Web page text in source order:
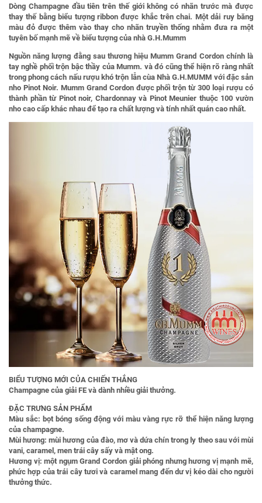
Dòng Champagne đầu tiên trên thế giới không có nhãn trước mà được
thay thế bằng biểu tượng ribbon được khắc trên chai. Một dải ruy băng
màu đỏ được thêm vào thay cho nhãn truyền thống nhằm đưa ra một
tuyên bố mạnh mẽ về biểu tượng của nhà G.H.Mumm
Nguồn năng lượng đằng sau thương hiệu Mumm Grand Cordon chính là
tay nghề phối trộn bậc thầy của Mumm. và đó cũng thể hiện rõ ràng nhất
trong phong cách nấu rượu khó trộn lẫn cùa Nhà G.H.MUMM với đặc sản
nho Pinot Noir. Mumm Grand Cordon được phối trộn từ 300 loại rượu có
thành phần từ Pinot noir, Chardonnay và Pinot Meunier thuộc 100 vườn
nho cao cấp khác nhau để tạo ra chất lượng và tính nhất quán cao nhất.
BIỂU TƯỢNG MỚI CỦA CHIẾN THẮNG
Champagne của giải FE và dành nhiều giải thưởng.
ĐẶC TRƯNG SẢN PHẨM
Màu sắc: bọt bóng sống động với màu vàng rực rỡ thể hiện năng lượng
của champagne.
Mùi hương: mùi hương của đào, mơ và dứa chín trong ly theo sau với mùi
vani, caramel, men trái cây sấy và mật ong.
Hương vị: một ngụm Grand Cordon giải phóng nhưng hương vị mạnh mẽ,
phức hợp của trái cây tươi và caramel mang đến dư vị kéo dài cho người
thưởng thức.